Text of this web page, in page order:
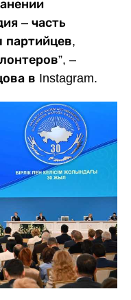
– часть
партийцев,
–
в Instagram.